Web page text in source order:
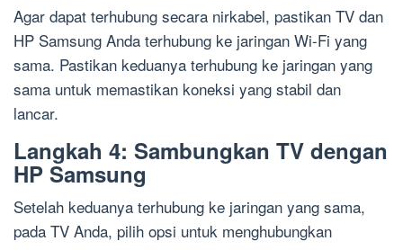
Agar dapat terhubung secara nirkabel, pastikan TV dan
HP Samsung Anda terhubung ke jaringan Wi-Fi yang
sama. Pastikan keduanya terhubung ke jaringan yang
sama untuk memastikan koneksi yang stabil dan
lancar.
Langkah 4: Sambungkan TV dengan
HP Samsung
Setelah keduanya terhubung ke jaringan yang sama,
pada TV Anda, pilih opsi untuk menghubungkan